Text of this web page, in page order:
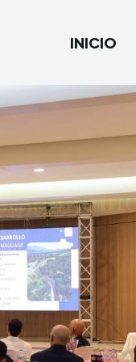
INICIO